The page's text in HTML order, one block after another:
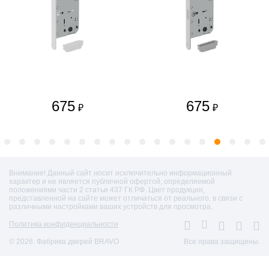
675 ₽ 675 ₽
Внимание! Данный сайт носит исключительно информационный
характер и не является публичной офертой, определяемой
положениями части 2 статьи 437 ГК РФ. Цвет продукции,
представленной на сайте может отличаться от реального, в связи с
различными настройками ваших устройств для просмотра.
Политика конфиденциальности
© 2026. Фабрика дверей BRAVO Все права защищены.